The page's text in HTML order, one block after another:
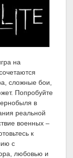
на
сложные бои,
Попробуйте
в
реальной
военных –
к
с
любовью и